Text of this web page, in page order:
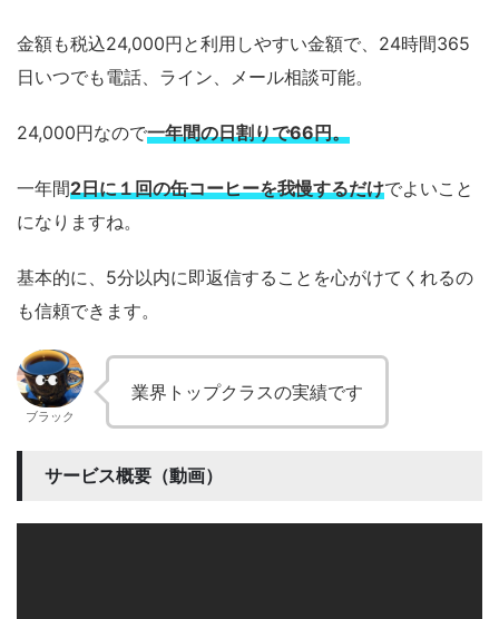
金額も税込24,000円と利用しやすい金額で、24時間365
日いつでも電話、ライン、メール相談可能。
24,000円なので一年間の日割りで66円。
一年間2日に１回の缶コーヒーを我慢するだけでよいこと
になりますね。
基本的に、5分以内に即返信することを心がけてくれるの
も信頼できます。
ブラック
業界トップクラスの実績です
サービス概要（動画）